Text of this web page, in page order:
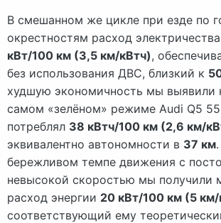
В смешанном же цикле при езде по
окрестностям расход
кВт/100 км (3,5 км/кВтч),
без использования ДВС, близкий к
худшую экономичность мы выявили
самом «зелёном» режиме Audi Q5
потреблял 38 кВтч/100 км (2,6 км/
эквивалентно автономности в 37 км
бережливом темпе движения с
невысокой скоростью мы получили
расход энергии 20 кВт/100 км (5 км/
соответствующий ему